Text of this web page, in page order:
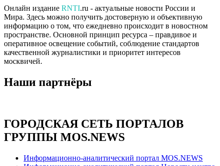
Онлайн издание RNTI.ru - актуальные новости России и
Мира. Здесь можно получить достоверную и объективную
информацию о том, что ежедневно происходит в новостном
пространстве. Основной принцип ресурса – правдивое и
оперативное освещение событий, соблюдение стандартов
качественной журналистики и приоритет интересов
москвичей.
Наши партнёры
ГОРОДСКАЯ СЕТЬ ПОРТАЛОВ
ГРУППЫ MOS.NEWS
Информационно-аналитический портал MOS.NEWS